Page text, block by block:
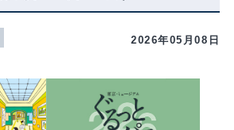
2026年05月08日